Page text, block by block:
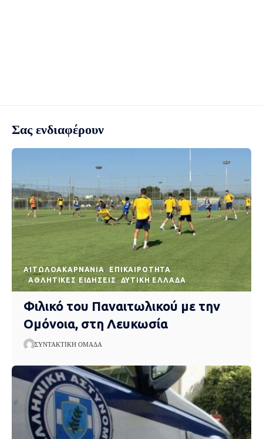
Σας ενδιαφέρουν
AΙΤΩΛΟΑΚΑΡΝΑΝΊΑ
EΠΙΚΑΙΡΌΤΗΤΑ
ΑΘΛΗΤΙΚΈΣ ΕΙΔΉΣΕΙΣ
ΔΥΤΙΚΉ ΕΛΛΆΔΑ
Φιλικό του Παναιτωλικού με την
Ομόνοια, στη Λευκωσία
ΣΥΝΤΑΚΤΙΚΉ ΟΜΆΔΑ